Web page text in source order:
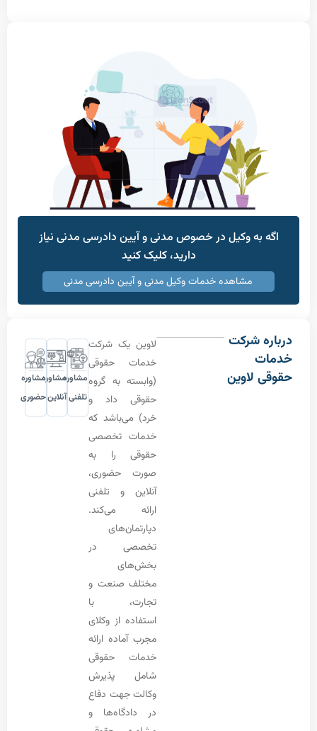
به وکیل در خصوص مدنی و آیین دادرسی مدنی نیاز
دارید، کلیک کنید
مشاهده خدمات وکیل مدنی و آیین دادرسی مدنی
شرکت
لاوین
لاوین یک شرکت
خدمات حقوقی
(وابسته به گروه
حقوقی داد و
خرد) می‌باشد که
خدمات تخصصی
حقوقی را به
صورت حضوری،
آنلاین و تلفنی
ارائه می‌کند.
تخصصی در
مختلف صنعت و
تجارت، با
استفاده از وکلای
مجرب آماده ارائه
خدمات حقوقی
شامل پذیرش
وکالت جهت دفاع
در دادگاه‌ها و
مشاوره
تلفنی
مشاوره
آنلاین
مشاوره
حضوری